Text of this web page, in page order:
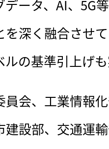
データ、AI、5G
を深く融合させ
ルの基準引上げ
会、工業情報
建設部、交通運